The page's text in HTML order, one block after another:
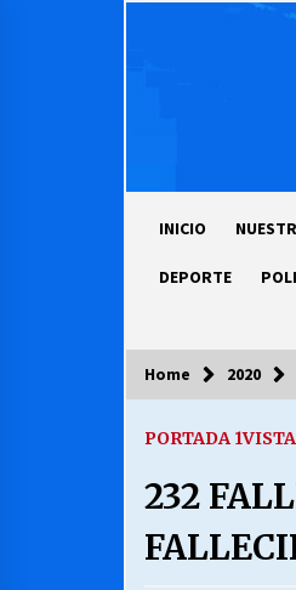
INICIO
DEPORTE
Home 2020
PORTADA 1
232